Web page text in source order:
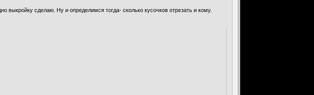
выкройку сделаю. Ну и определимся тогда- сколько кусочков отрезать и кому.